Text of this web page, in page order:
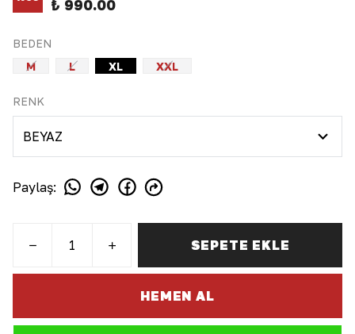
₺ 990.00
BEDEN
M
L XL XXL
RENK
Paylaş:
SEPETE EKLE
HEMEN AL